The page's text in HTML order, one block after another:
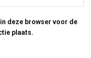
deze browser voor de
plaats.